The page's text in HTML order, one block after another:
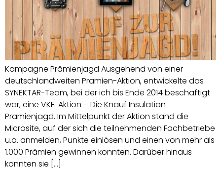
Kampagne Prämienjagd Ausgehend von einer
deutschlandweiten Prämien-Aktion, entwickelte das
SYNEKTAR-Team, bei der ich bis Ende 2014 beschäftigt
war, eine VKF-Aktion – Die Knauf Insulation
Prämienjagd. Im Mittelpunkt der Aktion stand die
Microsite, auf der sich die teilnehmenden Fachbetriebe
u.a. anmelden, Punkte einlösen und einen von mehr als
1.000 Prämien gewinnen konnten. Darüber hinaus
konnten sie […]